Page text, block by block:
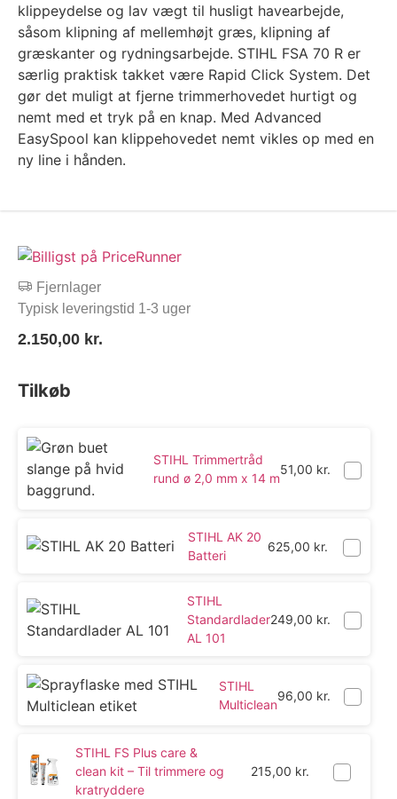
klippeydelse og lav vægt til husligt havearbejde,
såsom klipning af mellemhøjt græs, klipning af
græskanter og rydningsarbejde. STIHL FSA 70 R er
særlig praktisk takket være Rapid Click System. Det
gør det muligt at fjerne trimmerhovedet hurtigt og
nemt med et tryk på en knap. Med Advanced
EasySpool kan klippehovedet nemt vikles op med en
ny line i hånden.
Fjernlager
Typisk leveringstid 1-3 uger
2.150,00 kr.
Tilkøb
STIHL Trimmertråd
rund ø 2,0 mm x 14 m
51,00 kr.
STIHL AK 20
Batteri
625,00 kr.
STIHL
Standardlader
AL 101
249,00 kr.
STIHL
Multiclean
96,00 kr.
STIHL FS Plus care &
clean kit – Til trimmere og
kratryddere
215,00 kr.